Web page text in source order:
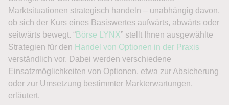
Marktsituationen strategisch handeln – unabhängig davon,
ob sich der Kurs eines Basiswertes aufwärts, abwärts oder
seitwärts bewegt. “Börse LYNX” stellt Ihnen ausgewählte
Strategien für den Handel von Optionen in der Praxis
verständlich vor. Dabei werden verschiedene
Einsatzmöglichkeiten von Optionen, etwa zur Absicherung
oder zur Umsetzung bestimmter Markterwartungen,
erläutert.